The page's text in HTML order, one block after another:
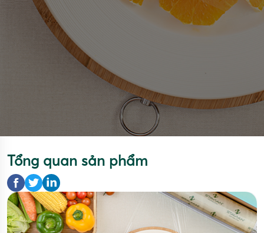
Tổng quan sản phẩm